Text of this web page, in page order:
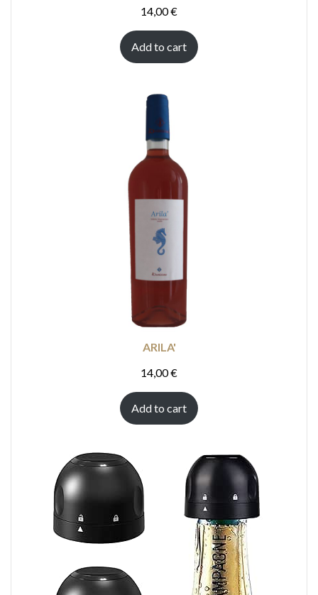
14,00€
Add to cart
ARILA'
14,00€
Add to cart